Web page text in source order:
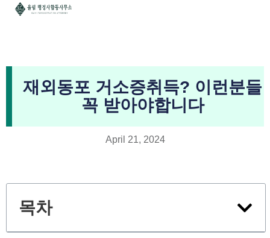
재외동포 거소증취득? 이런분들
꼭 받아야합니다
April 21, 2024
목차